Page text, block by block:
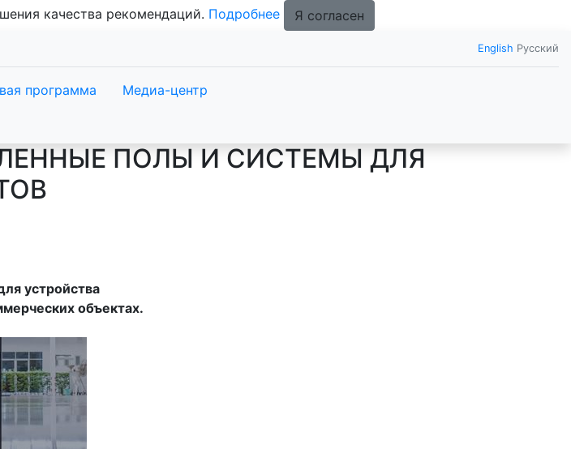
качества рекомендаций. Подробнее Я согласен
English Русский
программа
Медиа-центр
ПОЛЫ И СИСТЕМЫ ДЛЯ
устройства
объектах.